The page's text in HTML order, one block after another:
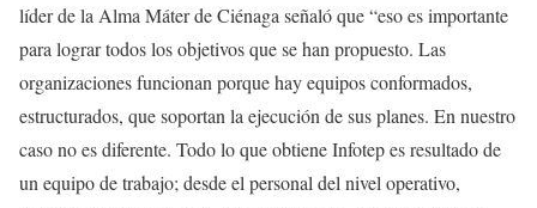
líder de la Alma Máter de Ciénaga señaló que “eso es importante
para lograr todos los objetivos que se han propuesto. Las
organizaciones funcionan porque hay equipos conformados,
estructurados, que soportan la ejecución de sus planes. En nuestro
caso no es diferente. Todo lo que obtiene Infotep es resultado de
un equipo de trabajo; desde el personal del nivel operativo,